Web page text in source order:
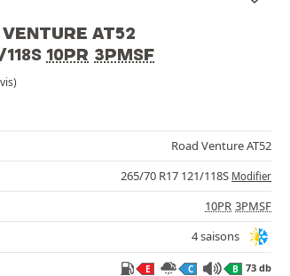
AT52
10PR 3PMSF
Road Venture AT52
265/70 R17 121/118S Modifier
10PR 3PMSF
4 saisons
E C B 73 db